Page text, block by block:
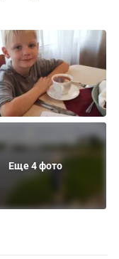
Еще 4 фото